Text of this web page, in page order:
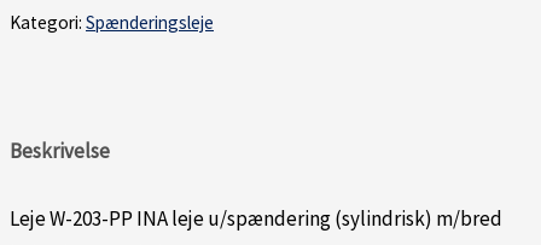
Kategori: Spænderingsleje
Beskrivelse
Leje W-203-PP INA leje u/spændering (sylindrisk) m/bred